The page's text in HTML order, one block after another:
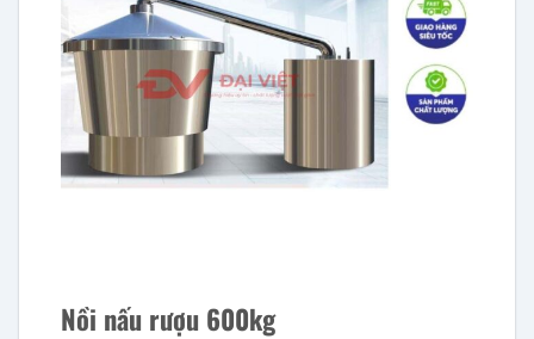
Nồi nấu rượu 600kg